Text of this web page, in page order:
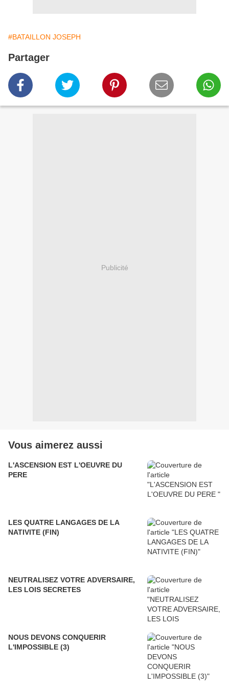
#BATAILLON JOSEPH
Partager
Publicité
Vous aimerez aussi
L'ASCENSION EST L'OEUVRE DU
PERE
LES QUATRE LANGAGES DE LA
NATIVITE (FIN)
NEUTRALISEZ VOTRE ADVERSAIRE,
LES LOIS SECRETES
NOUS DEVONS CONQUERIR
L'IMPOSSIBLE (3)